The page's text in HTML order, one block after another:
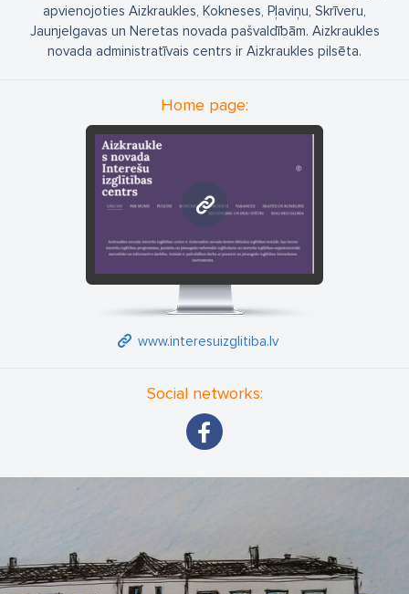
apvienojoties Aizkraukles, Kokneses, Pļaviņu, Skrīveru,
Jaunjelgavas un Neretas novada pašvaldībām. Aizkraukles
novada administratīvais centrs ir Aizkraukles pilsēta.
Home page:
www.interesuizglitiba.lv
www.interesuizglitiba.lv
Social networks: